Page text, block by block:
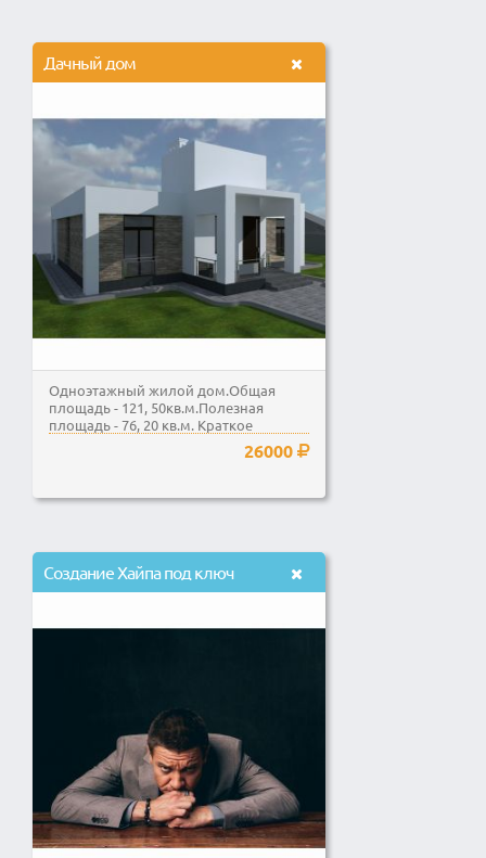
Дачный дом
Одноэтажный жилой дом.​Общая
площадь - 121, 50кв.м.Полезная
площадь - 76, 20 кв.м. Краткое
26000
Создание Хайпа под ключ